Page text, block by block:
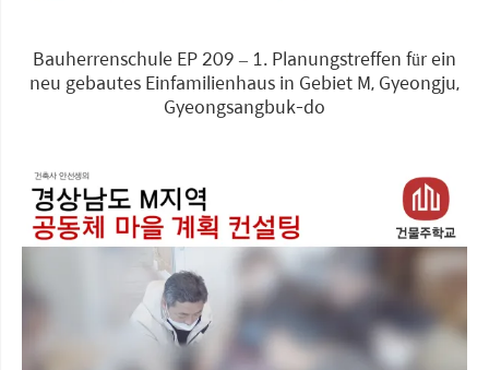
Bauherrenschule EP 209 – 1. Planungstreffen für ein
neu gebautes Einfamilienhaus in Gebiet M, Gyeongju,
Gyeongsangbuk-do